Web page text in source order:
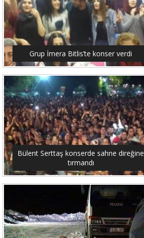
Grup İmera Bitlis’te konser verdi
Bülent Serttaş konserde sahne direğine
tırmandı